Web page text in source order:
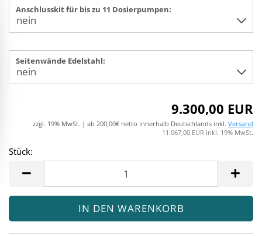
Anschlusskit für bis zu 11 Dosierpumpen:
Seitenwände Edelstahl:
9.300,00 EUR
zzgl. 19% MwSt. | ab 200,00€ netto innerhalb Deutschlands inkl. Versand
11.067,00 EUR inkl. 19% MwSt.
Stück: